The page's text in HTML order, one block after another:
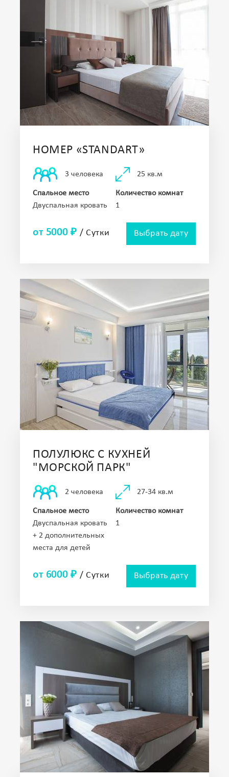
НОМЕР «STANDART»
3 человека 25 кв.м
Спальное место
Двуспальная кровать
Количество комнат
1
от 5000 ₽ / Сутки Выбрать дату
ПОЛУЛЮКС С КУХНЕЙ
"МОРСКОЙ ПАРК"
2 человека 27-34 кв.м
Спальное место
Двуспальная кровать
+ 2 дополнительных
места для детей
Количество комнат
1
от 6000 ₽ / Сутки Выбрать дату